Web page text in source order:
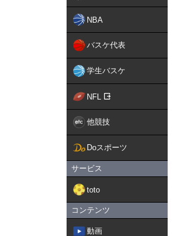
NBA
バスケ代表
学生バスケ
NFL
他競技
Doスポーツ
サービス
toto
コンテンツ
動画